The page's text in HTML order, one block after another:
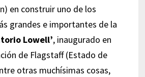
en construir uno de los
grandes e importantes de la
Lowell’, inaugurado en
de Flagstaff (Estado de
otras muchísimas cosas,